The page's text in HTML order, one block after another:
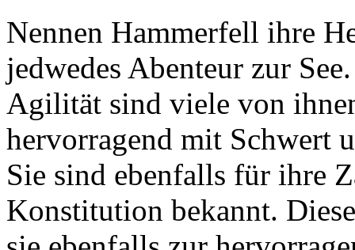
Nennen Hammerfell ihre
jedwedes Abenteur zur
Agilität sind viele von
hervorragend mit Schwert
Sie sind ebenfalls für ihre
Konstitution bekannt.